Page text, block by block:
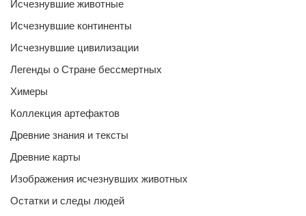
Исчезнувшие животные
Исчезнувшие континенты
Исчезнувшие цивилизации
Легенды о Стране бессмертных
Химеры
Коллекция артефактов
Древние знания и тексты
Древние карты
Изображения исчезнувших животных
Остатки и следы людей